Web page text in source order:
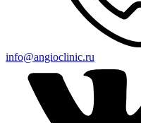
info@angioclinic.ru